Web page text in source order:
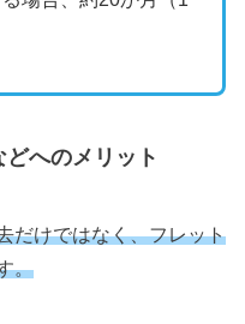
へのメリット
だけではなく、フレット
。